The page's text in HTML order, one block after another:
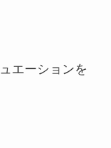
エーションを